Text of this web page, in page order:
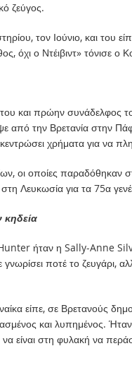
ζεύγος.
τον Ιούνιο, και του
όχι ο Ντέιβιντ» τόνισε ο
του και πρώην
την Βρετανία στην
χρήματα για να
οι οποίες παραδόθηκαν
Λευκωσία για τα 75α
κηδεία
ήταν η Sally-Anne
ποτέ το ζευγάρι,
είπε, σε Βρετανούς
και λυπημένος.
να είναι στη φυλακή να